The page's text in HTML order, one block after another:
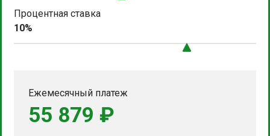
Процентная ставка
10%
Ежемесячный платеж
55 879 ₽